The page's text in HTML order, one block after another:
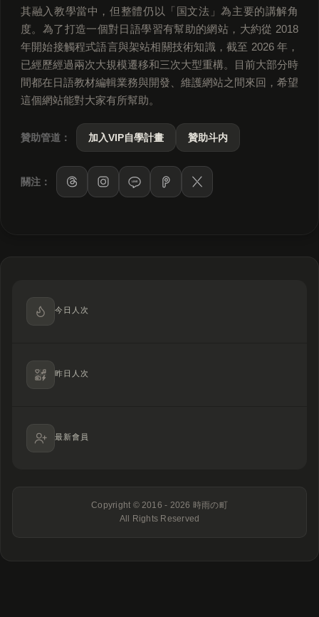
其融入教學當中，但整體仍以「国文法」為主要的講解角
度。為了打造一個對日語學習有幫助的網站，大約從 2018
年開始接觸程式語言與架站相關技術知識，截至 2026 年，
已經歷經過兩次大規模遷移和三次大型重構。目前大部分時
間都在日語教材編輯業務與開發、維護網站之間來回，希望
這個網站能對大家有所幫助。
贊助管道： 加入VIP自學計畫 贊助斗内
關注： LINE
今日人次
昨日人次
最新會員
Copyright © 2016 - 2026 時雨の町
All Rights Reserved